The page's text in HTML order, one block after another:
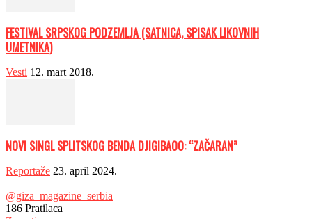
FESTIVAL SRPSKOG PODZEMLJA (SATNICA, SPISAK LIKOVNIH
UMETNIKA)
Vesti 12. mart 2018.
NOVI SINGL SPLITSKOG BENDA DJIGIBAOO: “ZAČARAN”
Reportaže 23. april 2024.
@giza_magazine_serbia
186 Pratilaca